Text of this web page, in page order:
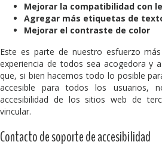
Mejorar la compatibilidad con
Agregar más etiquetas de
Mejorar el contraste de color
Este es parte de nuestro esfuerzo
experiencia de todos sea acogedora y
que, si bien hacemos todo lo posible
accesible para todos los usuarios,
accesibilidad de los sitios web de
vincular.
Contacto de soporte de accesibilidad